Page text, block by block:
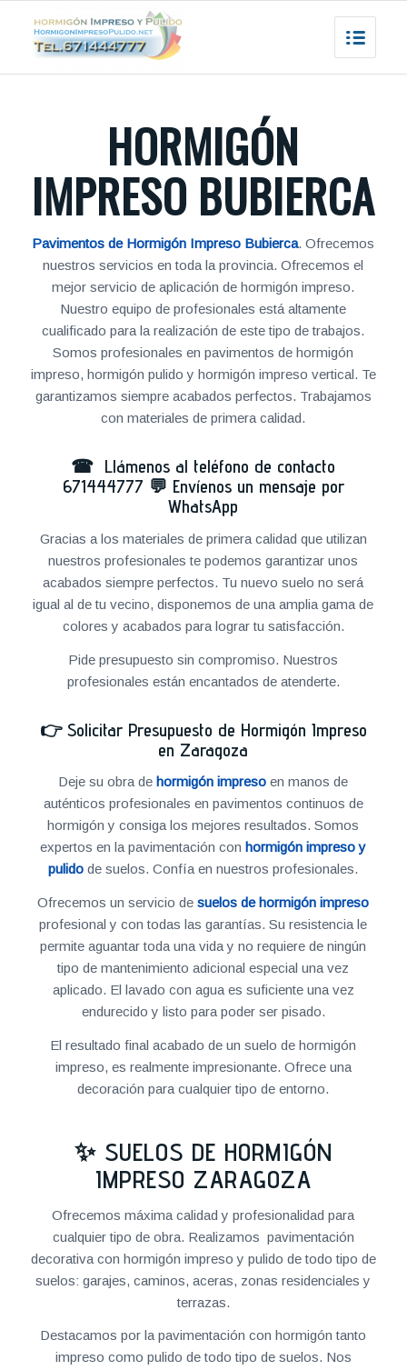
HORMIGÓN
IMPRESO BUBIERCA
Pavimentos de Hormigón Impreso Bubierca. Ofrecemos
nuestros servicios en toda la provincia. Ofrecemos el
mejor servicio de aplicación de hormigón impreso.
Nuestro equipo de profesionales está altamente
cualificado para la realización de este tipo de trabajos.
Somos profesionales en pavimentos de hormigón
impreso, hormigón pulido y hormigón impreso vertical. Te
garantizamos siempre acabados perfectos. Trabajamos
con materiales de primera calidad.
☎ Llámenos al teléfono de contacto
671444777 💬 Envíenos un mensaje por
WhatsApp
Gracias a los materiales de primera calidad que utilizan
nuestros profesionales te podemos garantizar unos
acabados siempre perfectos. Tu nuevo suelo no será
igual al de tu vecino, disponemos de una amplia gama de
colores y acabados para lograr tu satisfacción.
Pide presupuesto sin compromiso. Nuestros
profesionales están encantados de atenderte.
👉 Solicitar Presupuesto de Hormigón Impreso
en Zaragoza
Deje su obra dehormigón impreso en manos de
auténticos profesionales en pavimentos continuos de
hormigón y consiga los mejores resultados. Somos
expertos en la pavimentación conhormigón impreso y
pulido de suelos. Confía en nuestros profesionales.
Ofrecemos un servicio desuelos de hormigón impreso
profesional y con todas las garantías. Su resistencia le
permite aguantar toda una vida y no requiere de ningún
tipo de mantenimiento adicional especial una vez
aplicado. El lavado con agua es suficiente una vez
endurecido y listo para poder ser pisado.
El resultado final acabado de un suelo de hormigón
impreso, es realmente impresionante. Ofrece una
decoración para cualquier tipo de entorno.
✨ SUELOS DE HORMIGÓN
IMPRESO ZARAGOZA
Ofrecemos máxima calidad y profesionalidad para
cualquier tipo de obra. Realizamos pavimentación
decorativa con hormigón impreso y pulido de todo tipo de
suelos: garajes, caminos, aceras, zonas residenciales y
terrazas.
Destacamos por la pavimentación con hormigón tanto
impreso como pulido de todo tipo de suelos. Nos